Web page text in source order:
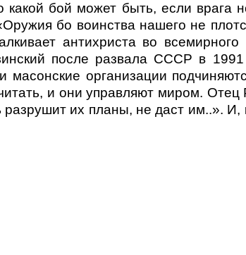
бой может быть, если врага
бо воинства нашего не
антихриста во всемирного
после развала СССР в 1991
масонские организации
и они управляют миром. Отец
их планы, не даст им..». И,